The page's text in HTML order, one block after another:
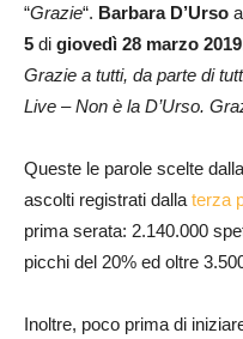
“Grazie“. Barbara D’Urso
5 di giovedì 28 marzo 2019
Grazie a tutti, da parte di
Live – Non è la D’Urso.
Queste le parole scelte
ascolti registrati dallaterza
prima serata: 2.140.000
picchi del 20% ed oltre
Inoltre, poco prima di